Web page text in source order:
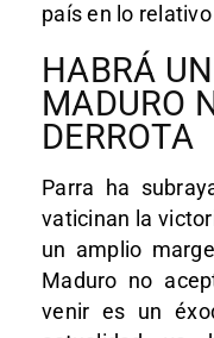
país en lo
HABRÁ
MADURO
DERROTA
Parra ha
vaticinan la
un amplio
Maduro no
venir es un